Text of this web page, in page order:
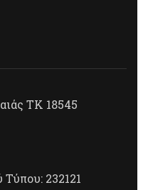
ΤΚ 18545
232121